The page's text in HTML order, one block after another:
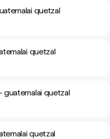
quetzal
quetzal
guatemalai quetzal
quetzal